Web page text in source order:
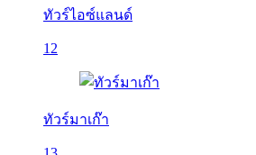
ทัวร์ไอซ์แลนด์
12
ทัวร์มาเก๊า